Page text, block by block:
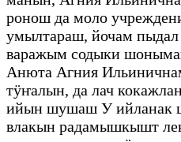
ронош да моло
умылтараш, йочам
варажым содыки
Анюта Агния
тӱҥалын, да лач
ийын шушаш У ийланак
влакын радамышкышт